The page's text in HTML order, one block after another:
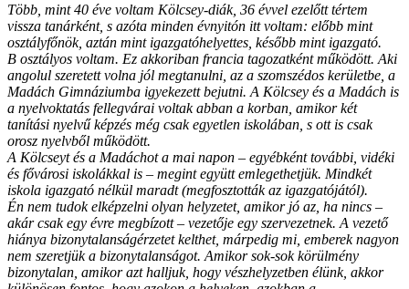
Több, mint 40 éve voltam Kölcsey-diák, 36 évvel ezelőtt tértem
vissza tanárként, s azóta minden évnyitón itt voltam: előbb mint
osztályfőnök, aztán mint igazgatóhelyettes, később mint igazgató.
B osztályos voltam. Ez akkoriban francia tagozatként működött. Aki
angolul szeretett volna jól megtanulni, az a szomszédos kerületbe, a
Madách Gimnáziumba igyekezett bejutni. A Kölcsey és a Madách is
a nyelvoktatás fellegvárai voltak abban a korban, amikor két
tanítási nyelvű képzés még csak egyetlen iskolában, s ott is csak
orosz nyelvből működött.
A Kölcseyt és a Madáchot a mai napon – egyébként további, vidéki
és fővárosi iskolákkal is – megint együtt emlegethetjük. Mindkét
iskola igazgató nélkül maradt (megfosztották az igazgatójától).
Én nem tudok elképzelni olyan helyzetet, amikor jó az, ha nincs –
akár csak egy évre megbízott – vezetője egy szervezetnek. A vezető
hiánya bizonytalanságérzetet kelthet, márpedig mi, emberek nagyon
nem szeretjük a bizonytalanságot. Amikor sok-sok körülmény
bizonytalan, amikor azt halljuk, hogy vészhelyzetben élünk, akkor